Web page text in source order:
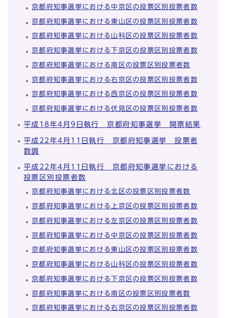
京都府知事選挙における中京区の投票区別投票者数
京都府知事選挙における東山区の投票区別投票者数
京都府知事選挙における山科区の投票区別投票者数
京都府知事選挙における下京区の投票区別投票者数
京都府知事選挙における南区の投票区別投票者数
京都府知事選挙における右京区の投票区別投票者数
京都府知事選挙における西京区の投票区別投票者数
京都府知事選挙における伏見区の投票区別投票者数
平成18年4月9日執行 京都府知事選挙 開票結果
平成22年4月11日執行 京都府知事選挙 投票者
数調
平成22年4月11日執行 京都府知事選挙における
投票区別投票者数
京都府知事選挙における北区の投票区別投票者数
京都府知事選挙における上京区の投票区別投票者数
京都府知事選挙における左京区の投票区別投票者数
京都府知事選挙における中京区の投票区別投票者数
京都府知事選挙における東山区の投票区別投票者数
京都府知事選挙における山科区の投票区別投票者数
京都府知事選挙における下京区の投票区別投票者数
京都府知事選挙における南区の投票区別投票者数
京都府知事選挙における右京区の投票区別投票者数